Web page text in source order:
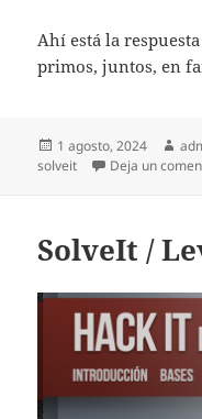
Ahí está la
primos, juntos, en
Publicado
el
1 agosto, 2024
solveit
Deja un
SolveIt /